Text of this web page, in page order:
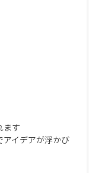
ます
アイデアが浮かび